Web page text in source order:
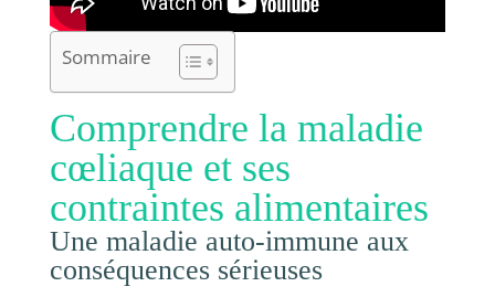
Sommaire
Comprendre la maladie
cœliaque et ses
contraintes alimentaires
Une maladie auto-immune aux
conséquences sérieuses